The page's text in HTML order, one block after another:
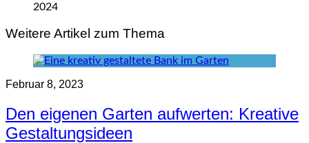
2024
Weitere Artikel zum Thema
Februar 8, 2023
Den eigenen Garten aufwerten: Kreative
Gestaltungsideen